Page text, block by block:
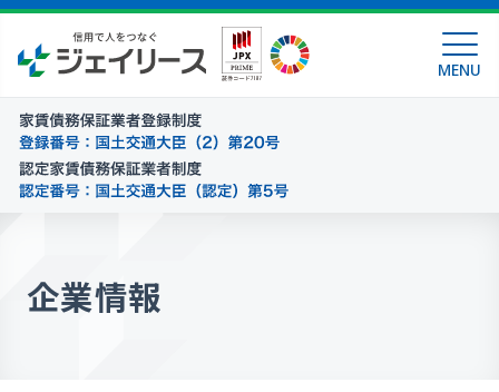
MENU
企業情報